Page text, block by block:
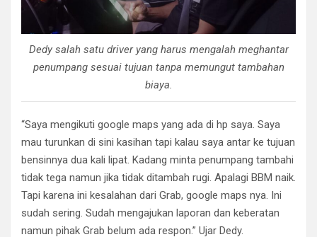
Dedy salah satu driver yang harus mengalah meghantar
penumpang sesuai tujuan tanpa memungut tambahan
biaya.
“Saya mengikuti google maps yang ada di hp saya. Saya
mau turunkan di sini kasihan tapi kalau saya antar ke tujuan
bensinnya dua kali lipat. Kadang minta penumpang tambahi
tidak tega namun jika tidak ditambah rugi. Apalagi BBM naik.
Tapi karena ini kesalahan dari Grab, google maps nya. Ini
sudah sering. Sudah mengajukan laporan dan keberatan
namun pihak Grab belum ada respon.” Ujar Dedy.